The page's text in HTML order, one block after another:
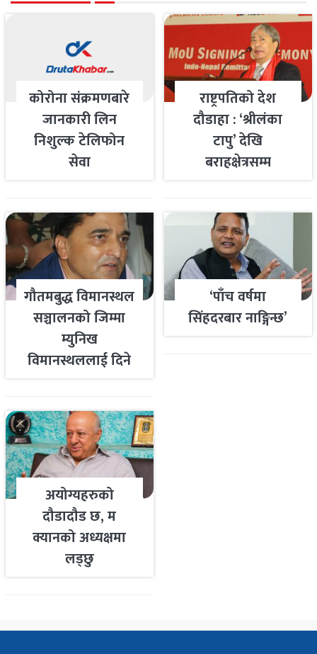
कोरोना संक्रमणबारे
जानकारी लिन
निशुल्क टेलिफोन
सेवा
राष्ट्रपतिको देश
दौडाहा : ‘श्रीलंका
टापु’ देखि
बराहक्षेत्रसम्म
गौतमबुद्ध विमानस्थल
सञ्चालनको जिम्मा
म्युनिख
विमानस्थललाई दिने
‘पाँच वर्षमा
सिंहदरबार नाङ्गिन्छ’
अयोग्यहरुको
दौडादौड छ, म
क्यानको अध्यक्षमा
लड्छु